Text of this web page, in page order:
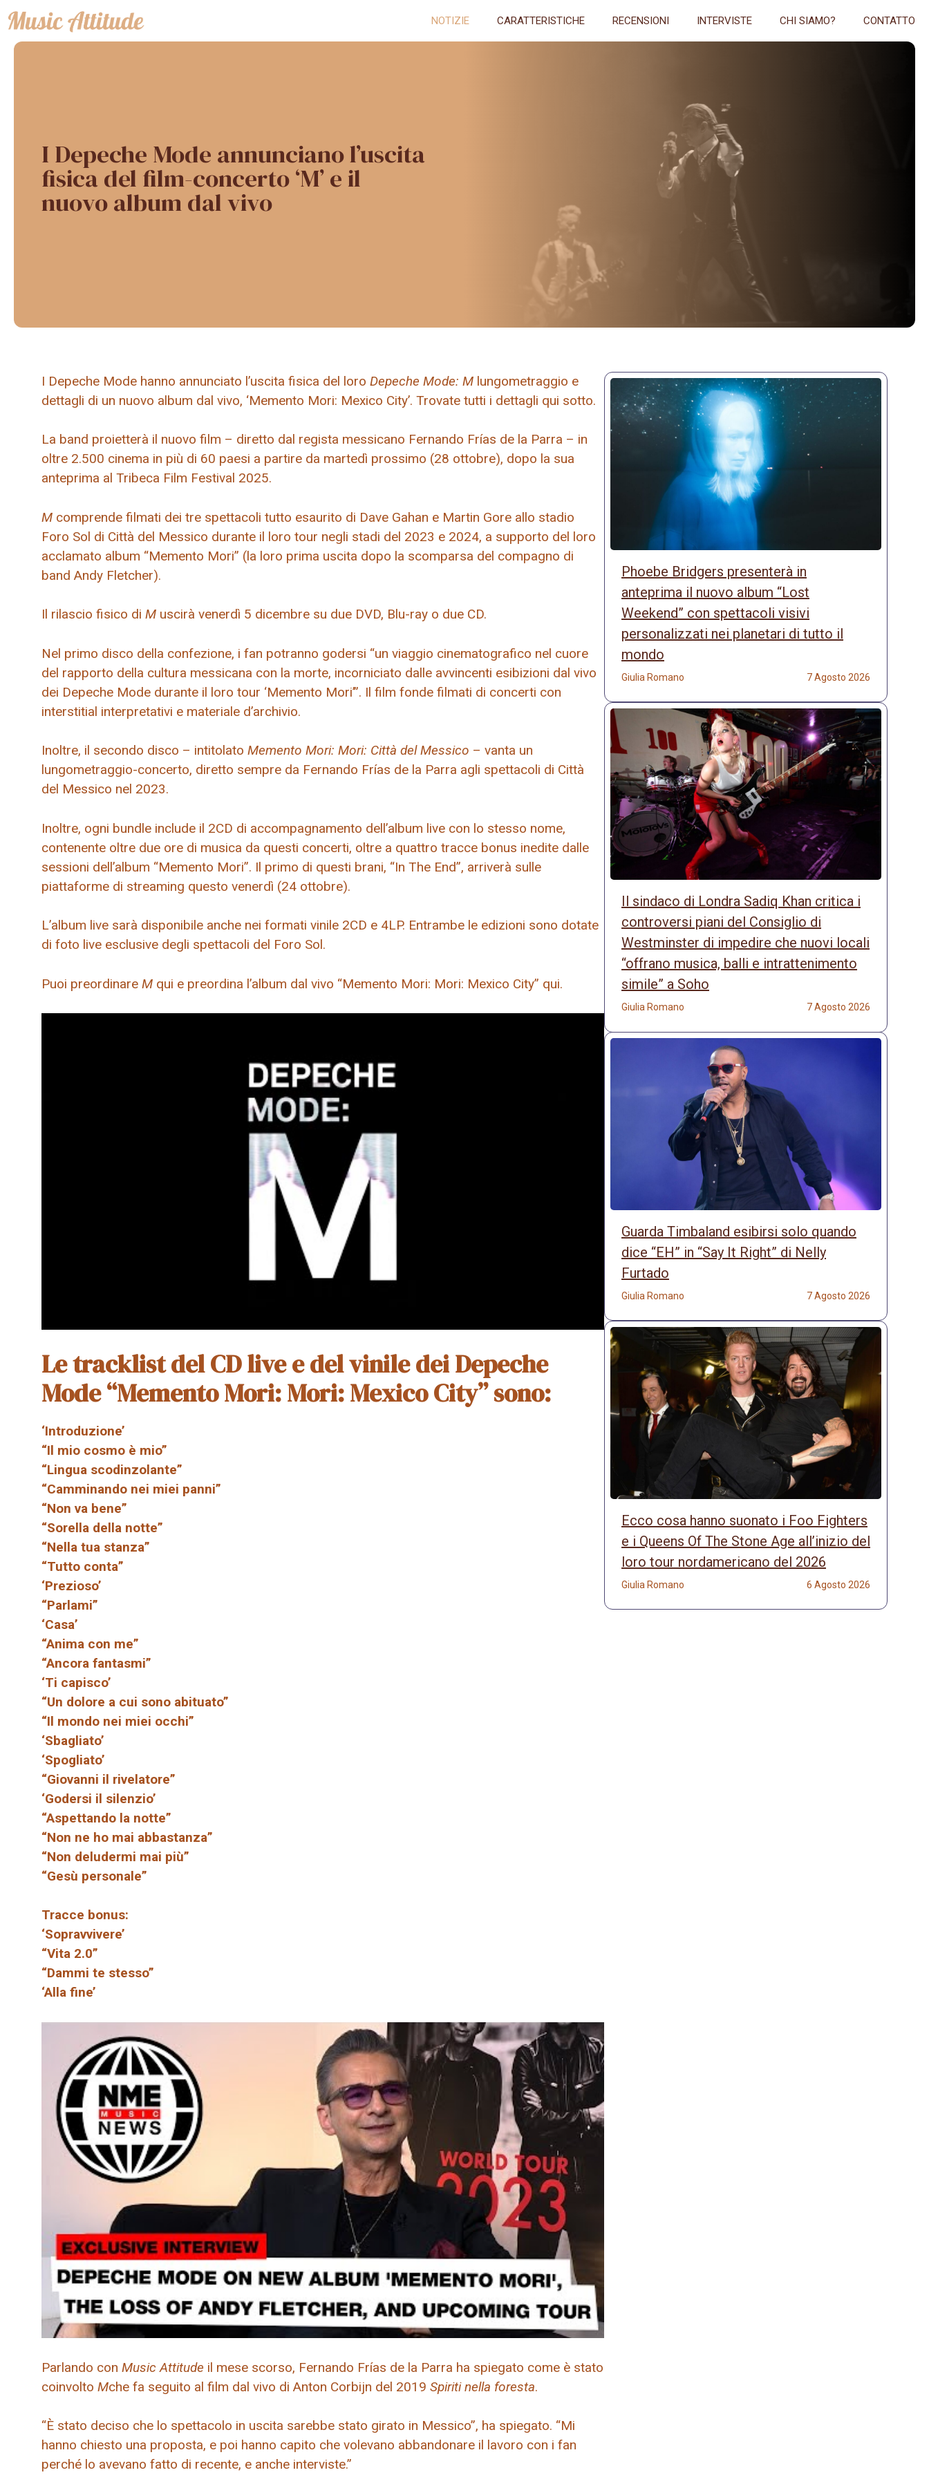
Vai
al
contenuto
NOTIZIE CARATTERISTICHE RECENSIONI INTERVISTE CHI SIAMO? CONTATTO
I Depeche Mode annunciano l’uscita
fisica del film-concerto ‘M’ e il
nuovo album dal vivo
I Depeche Mode hanno annunciato l’uscita fisica del loro Depeche Mode: M lungometraggio e
dettagli di un nuovo album dal vivo, ‘Memento Mori: Mexico City’. Trovate tutti i dettagli qui sotto.
La band proietterà il nuovo film – diretto dal regista messicano Fernando Frías de la Parra – in
oltre 2.500 cinema in più di 60 paesi a partire da martedì prossimo (28 ottobre), dopo la sua
anteprima al Tribeca Film Festival 2025.
M comprende filmati dei tre spettacoli tutto esaurito di Dave Gahan e Martin Gore allo stadio
Foro Sol di Città del Messico durante il loro tour negli stadi del 2023 e 2024, a supporto del loro
acclamato album “Memento Mori” (la loro prima uscita dopo la scomparsa del compagno di
band Andy Fletcher).
Il rilascio fisico di M uscirà venerdì 5 dicembre su due DVD, Blu-ray o due CD.
Nel primo disco della confezione, i fan potranno godersi “un viaggio cinematografico nel cuore
del rapporto della cultura messicana con la morte, incorniciato dalle avvincenti esibizioni dal vivo
dei Depeche Mode durante il loro tour ‘Memento Mori’”. Il film fonde filmati di concerti con
interstitial interpretativi e materiale d’archivio.
Inoltre, il secondo disco – intitolato Memento Mori: Mori: Città del Messico – vanta un
lungometraggio-concerto, diretto sempre da Fernando Frías de la Parra agli spettacoli di Città
del Messico nel 2023.
Inoltre, ogni bundle include il 2CD di accompagnamento dell’album live con lo stesso nome,
contenente oltre due ore di musica da questi concerti, oltre a quattro tracce bonus inedite dalle
sessioni dell’album “Memento Mori”. Il primo di questi brani, “In The End”, arriverà sulle
piattaforme di streaming questo venerdì (24 ottobre).
L’album live sarà disponibile anche nei formati vinile 2CD e 4LP. Entrambe le edizioni sono dotate
di foto live esclusive degli spettacoli del Foro Sol.
Puoi preordinare M qui e preordina l’album dal vivo “Memento Mori: Mori: Mexico City” qui.
Le tracklist del CD live e del vinile dei Depeche
Mode “Memento Mori: Mori: Mexico City” sono:
‘Introduzione’
“Il mio cosmo è mio”
“Lingua scodinzolante”
“Camminando nei miei panni”
“Non va bene”
“Sorella della notte”
“Nella tua stanza”
“Tutto conta”
‘Prezioso’
“Parlami”
‘Casa’
“Anima con me”
“Ancora fantasmi”
‘Ti capisco’
“Un dolore a cui sono abituato”
“Il mondo nei miei occhi”
‘Sbagliato’
‘Spogliato’
“Giovanni il rivelatore”
‘Godersi il silenzio’
“Aspettando la notte”
“Non ne ho mai abbastanza”
“Non deludermi mai più”
“Gesù personale”
Tracce bonus:
‘Sopravvivere’
“Vita 2.0”
“Dammi te stesso”
‘Alla fine’
Parlando con Music Attitude il mese scorso, Fernando Frías de la Parra ha spiegato come è stato
coinvolto Mche fa seguito al film dal vivo di Anton Corbijn del 2019 Spiriti nella foresta.
“È stato deciso che lo spettacolo in uscita sarebbe stato girato in Messico”, ha spiegato. “Mi
hanno chiesto una proposta, e poi hanno capito che volevano abbandonare il lavoro con i fan
perché lo avevano fatto di recente, e anche interviste.”
Phoebe Bridgers presenterà in
anteprima il nuovo album “Lost
Weekend” con spettacoli visivi
personalizzati nei planetari di tutto il
mondo
Giulia Romano 7 Agosto 2026
Il sindaco di Londra Sadiq Khan critica i
controversi piani del Consiglio di
Westminster di impedire che nuovi locali
“offrano musica, balli e intrattenimento
simile” a Soho
Giulia Romano 7 Agosto 2026
Guarda Timbaland esibirsi solo quando
dice “EH” in “Say It Right” di Nelly
Furtado
Giulia Romano 7 Agosto 2026
Ecco cosa hanno suonato i Foo Fighters
e i Queens Of The Stone Age all’inizio del
loro tour nordamericano del 2026
Giulia Romano 6 Agosto 2026